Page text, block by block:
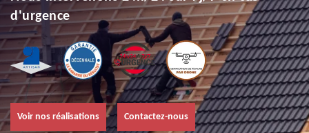
d'urgence
Voir nos réalisations Contactez-nous